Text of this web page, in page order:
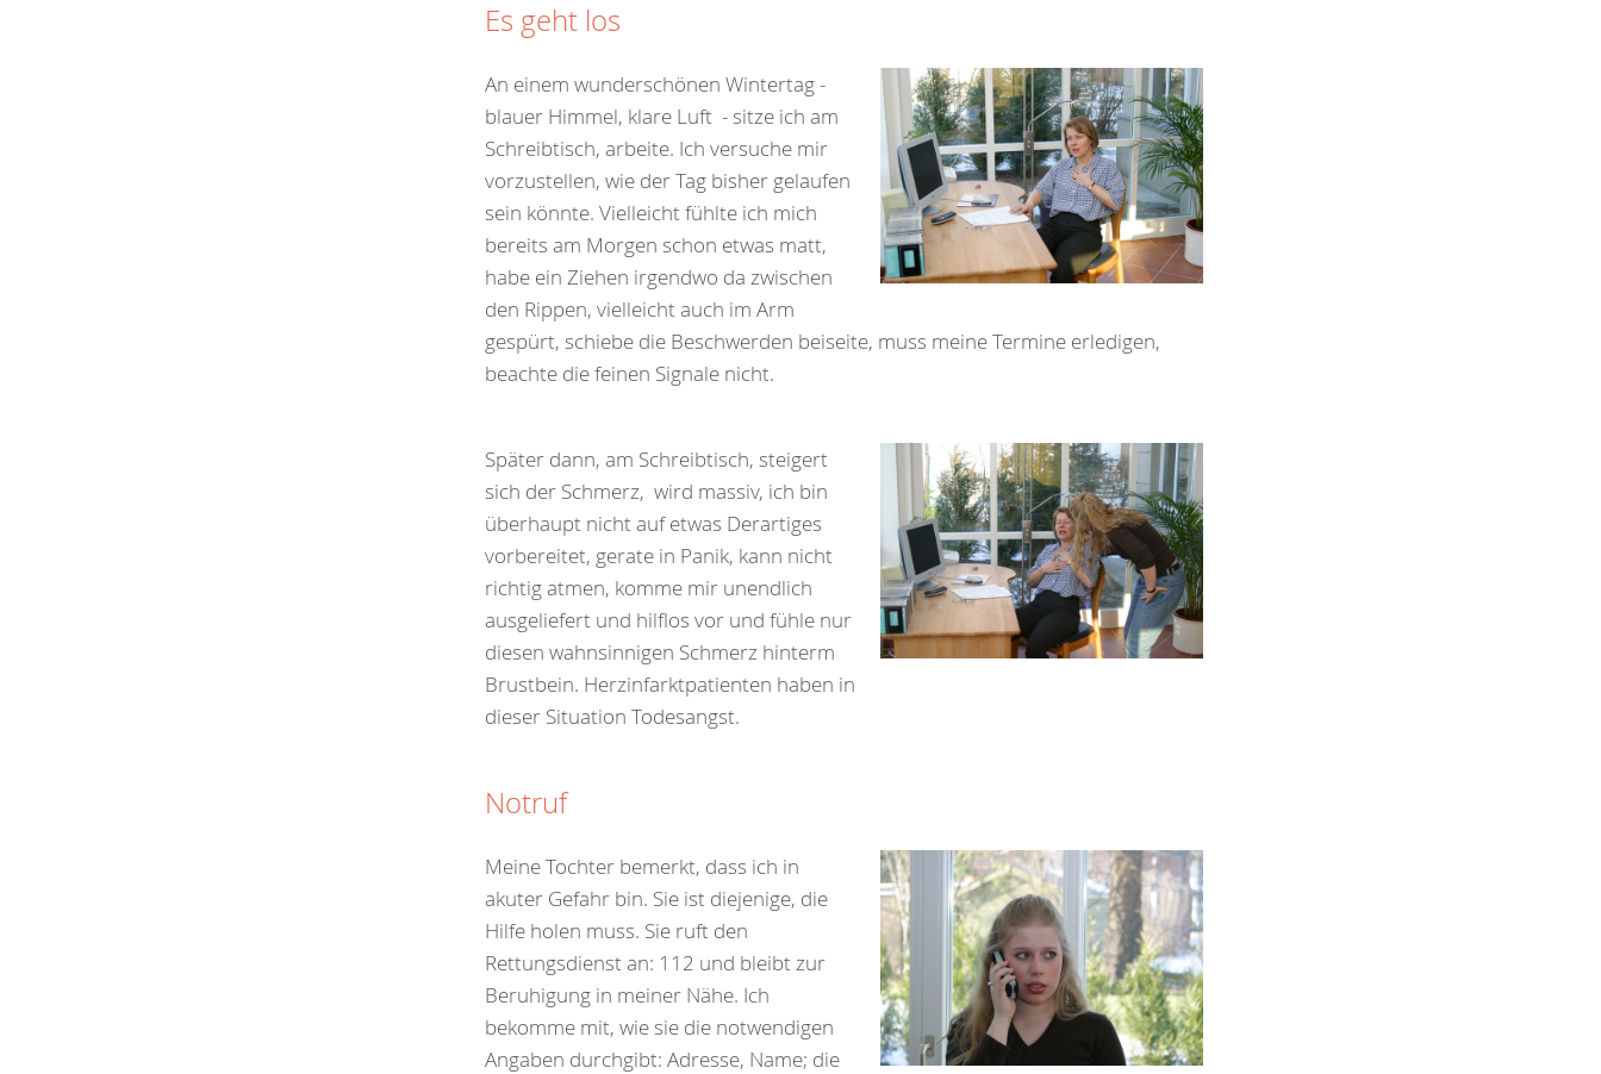
Es geht los
An einem wunderschönen Wintertag -
blauer Himmel, klare Luft - sitze ich am
Schreibtisch, arbeite. Ich versuche mir
vorzustellen, wie der Tag bisher gelaufen
sein könnte. Vielleicht fühlte ich mich
bereits am Morgen schon etwas matt,
habe ein Ziehen irgendwo da zwischen
den Rippen, vielleicht auch im Arm
gespürt, schiebe die Beschwerden beiseite, muss meine Termine erledigen,
beachte die feinen Signale nicht.
Später dann, am Schreibtisch, steigert
sich der Schmerz, wird massiv, ich bin
überhaupt nicht auf etwas Derartiges
vorbereitet, gerate in Panik, kann nicht
richtig atmen, komme mir unendlich
ausgeliefert und hilflos vor und fühle nur
diesen wahnsinnigen Schmerz hinterm
Brustbein. Herzinfarktpatienten haben in
dieser Situation Todesangst.
Notruf
Meine Tochter bemerkt, dass ich in
akuter Gefahr bin. Sie ist diejenige, die
Hilfe holen muss. Sie ruft den
Rettungsdienst an: 112 und bleibt zur
Beruhigung in meiner Nähe. Ich
bekomme mit, wie sie die notwendigen
Angaben durchgibt: Adresse, Name; die